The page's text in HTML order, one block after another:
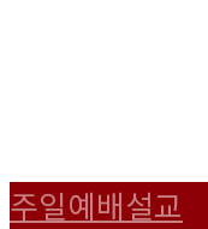
주일예배설교